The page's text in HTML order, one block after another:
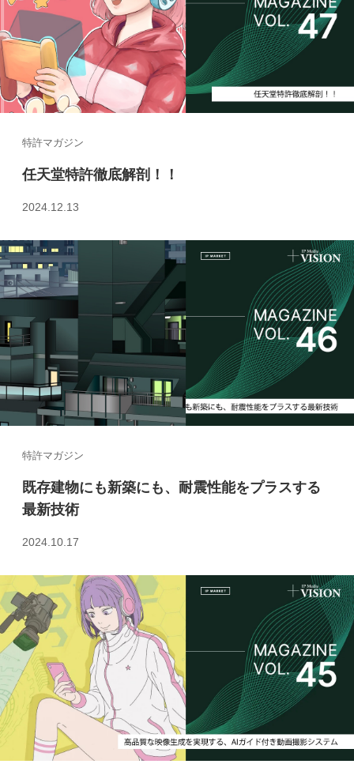
特許マガジン
任天堂特許徹底解剖！！
2024.12.13
特許マガジン
既存建物にも新築にも、耐震性能をプラスする
最新技術
2024.10.17